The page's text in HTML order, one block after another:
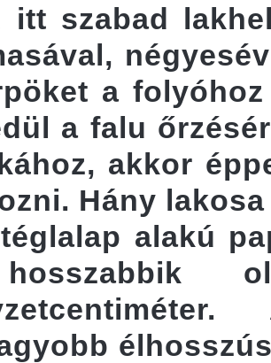
itt szabad
a
a falu
akkor
Hány
alakú